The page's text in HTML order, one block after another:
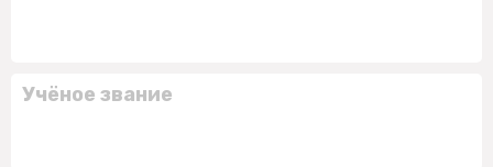
Учёное звание